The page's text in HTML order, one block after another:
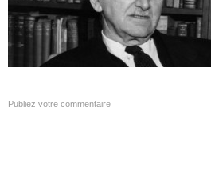
Publiez votre commentaire